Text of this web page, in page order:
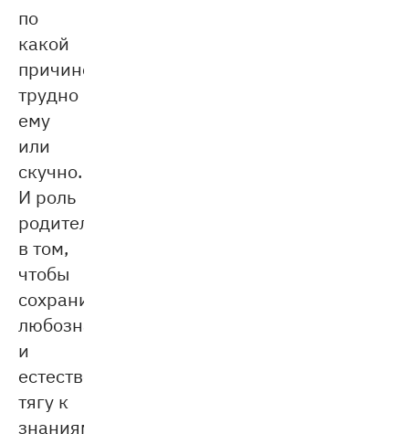
по
какой
причине:
трудно
ему
или
скучно.
И роль
родителя
в том,
чтобы
сохранить
любознательность
и
естественную
тягу к
знаниям.